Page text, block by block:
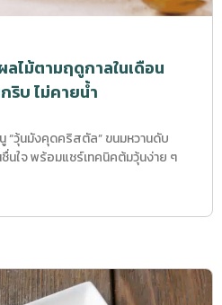
ไม้ตามฤดูกาลในเดือน
ริบ ไม่คายน้ำ
“วุ้นมังคุดคริสตัล” ขนมหวานดับ
นใจ พร้อมแชร์เทคนิคต้มวุ้นง่าย ๆ